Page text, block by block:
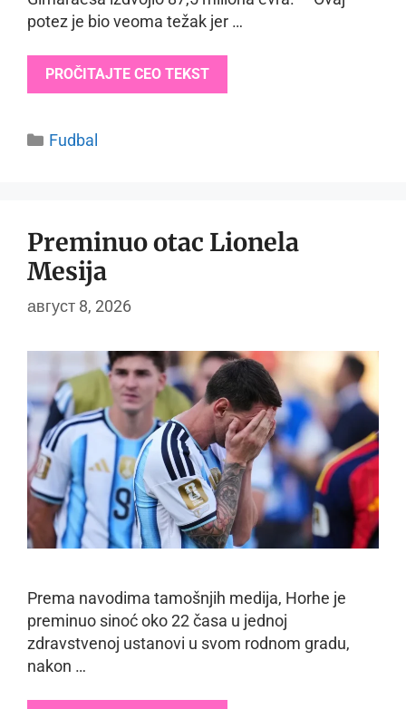
potez je bio veoma težak jer …
PROČITAJTE CEO TEKST
Categories
Fudbal
Preminuo otac Lionela
Mesija
август 8, 2026
Prema navodima tamošnjih medija, Horhe je
preminuo sinoć oko 22 časa u jednoj
zdravstvenoj ustanovi u svom rodnom gradu,
nakon …